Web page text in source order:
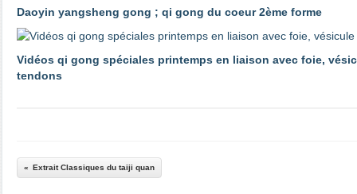
Daoyin yangsheng gong ; qi gong du coeur 2ème forme
Vidéos qi gong spéciales printemps en liaison avec foie,
tendons
Extrait Classiques du taiji quan